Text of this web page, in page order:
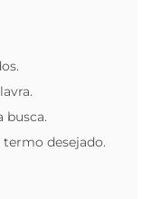
busca.
desejado.